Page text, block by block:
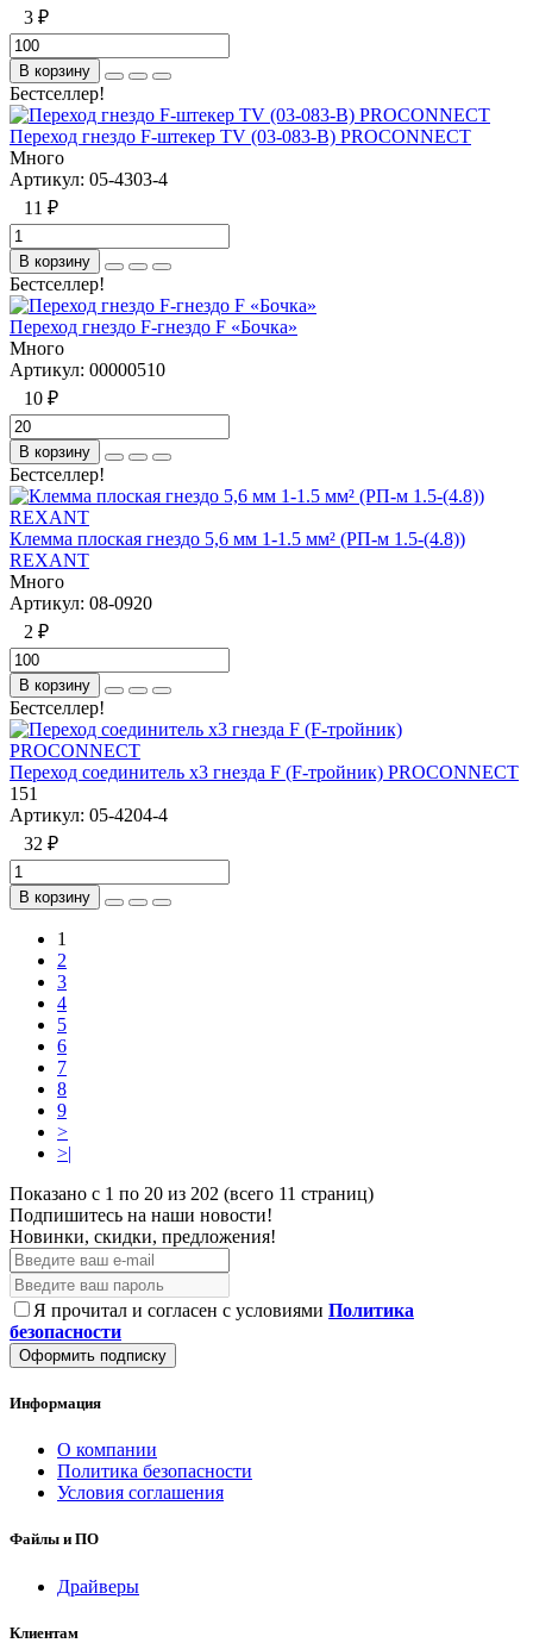
3 ₽
В корзину
Бестселлер!
Переход гнездо F-штекер TV (03-083-B) PROCONNECT
Много
Артикул: 05-4303-4
11 ₽
В корзину
Бестселлер!
Переход гнездо F-гнездо F «Бочка»
Много
Артикул: 00000510
10 ₽
В корзину
Бестселлер!
Клемма плоская гнездо 5,6 мм 1-1.5 мм² (РП-м 1.5-(4.8))
REXANT
Много
Артикул: 08-0920
2 ₽
В корзину
Бестселлер!
Переход соединитель x3 гнезда F (F-тройник) PROCONNECT
151
Артикул: 05-4204-4
32 ₽
В корзину
1
2
3
4
5
6
7
8
9
>
>|
Показано с 1 по 20 из 202 (всего 11 страниц)
Подпишитесь на наши новости!
Новинки, скидки, предложения!
Я прочитал и согласен с условиями Политика
безопасности
Оформить подписку
Информация
О компании
Политика безопасности
Условия соглашения
Файлы и ПО
Драйверы
Клиентам